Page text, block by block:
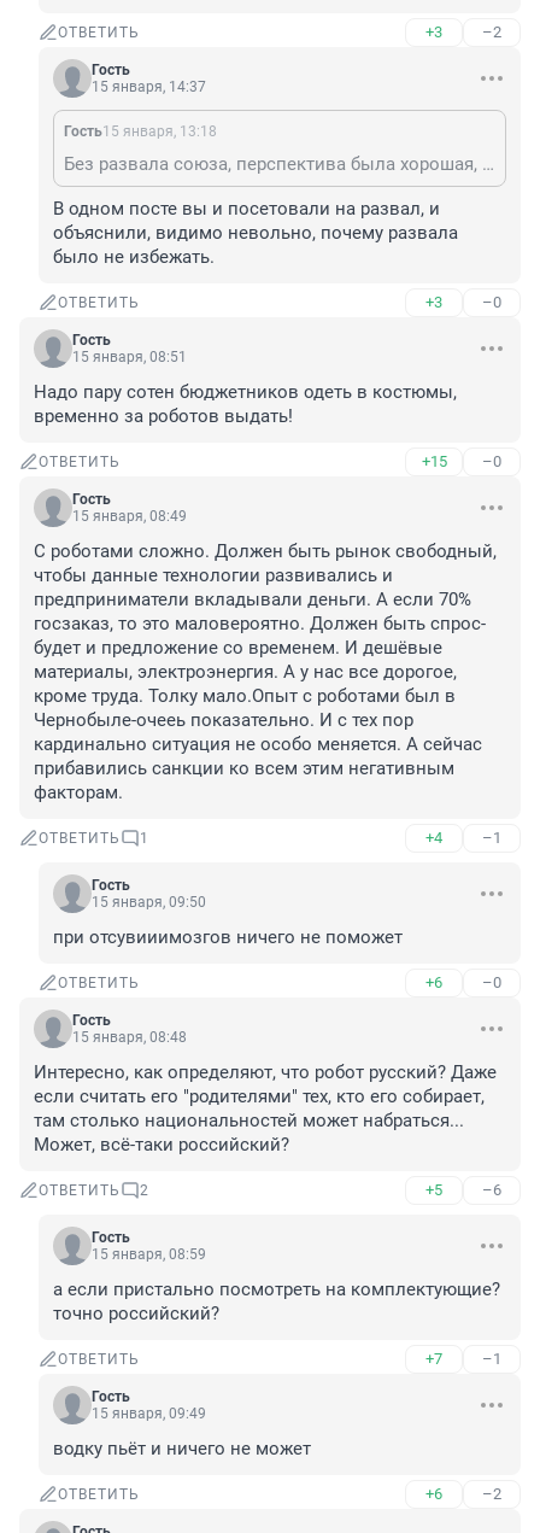
ОТВЕТИТЬ +3 –2
Гость
15 января, 14:37
Гость15 января, 13:18
Без развала союза, перспектива была хорошая, наши преподы смеялись, что работы полно везде - государство вкладывало огромные деньги на роботизацию производства, даже там, где можно было и обойтись без роботов.
В одном посте вы и посетовали на развал, и
объяснили, видимо невольно, почему развала
было не избежать.
ОТВЕТИТЬ +3 –0
Гость
15 января, 08:51
Надо пару сотен бюджетников одеть в костюмы,
временно за роботов выдать!
ОТВЕТИТЬ +15 –0
Гость
15 января, 08:49
С роботами сложно. Должен быть рынок свободный,
чтобы данные технологии развивались и
предприниматели вкладывали деньги. А если 70%
госзаказ, то это маловероятно. Должен быть спрос-
будет и предложение со временем. И дешёвые
материалы, электроэнергия. А у нас все дорогое,
кроме труда. Толку мало.Опыт с роботами был в
Чернобыле-очееь показательно. И с тех пор
кардинально ситуация не особо меняется. А сейчас
прибавились санкции ко всем этим негативным
факторам.
ОТВЕТИТЬ 1 +4 –1
Гость
15 января, 09:50
при отсувииимозгов ничего не поможет
ОТВЕТИТЬ +6 –0
Гость
15 января, 08:48
Интересно, как определяют, что робот русский? Даже
если считать его "родителями" тех, кто его собирает,
там столько национальностей может набраться...
Может, всё-таки российский?
ОТВЕТИТЬ 2 +5 –6
Гость
15 января, 08:59
а если пристально посмотреть на комплектующие?
точно российский?
ОТВЕТИТЬ +7 –1
Гость
15 января, 09:49
водку пьёт и ничего не может
ОТВЕТИТЬ +6 –2